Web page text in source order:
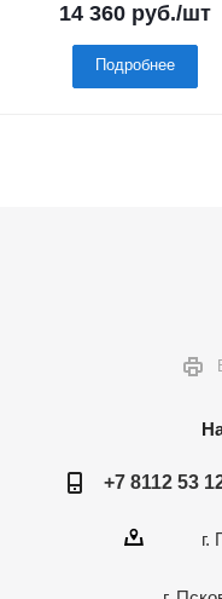
14 360 руб./шт
Подробнее
+7 8112 53
г.